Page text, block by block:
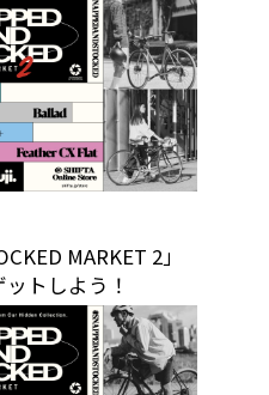
MARKET 2」
トしよう！